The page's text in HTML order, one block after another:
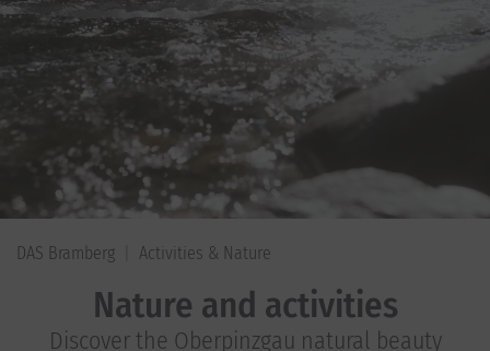
DAS Bramberg Activities & Nature
Nature and activities
Discover the Oberpinzgau natural beauty